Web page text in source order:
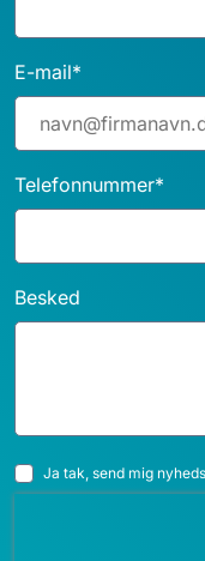
E-mail*
Telefonnummer*
Besked
Ja tak, send mig